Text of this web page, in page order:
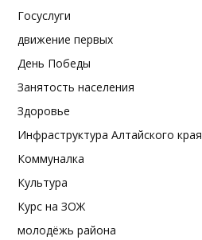
Госуслуги
движение первых
День Победы
Занятость населения
Здоровье
Инфраструктура Алтайского края
Коммуналка
Культура
Курс на ЗОЖ
молодёжь района